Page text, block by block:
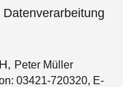
Peter Müller
03421-720320, E-